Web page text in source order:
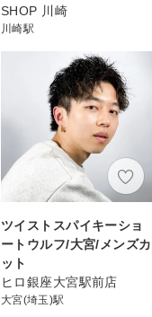
SHOP 川崎
川崎駅
ツイストスパイキーショ
ートウルフ/大宮/メンズカ
ット
ヒロ銀座大宮駅前店
大宮(埼玉)駅